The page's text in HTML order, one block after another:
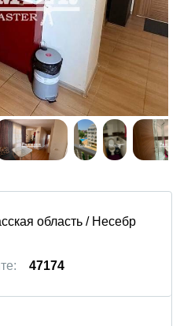
область / Несебр
47174